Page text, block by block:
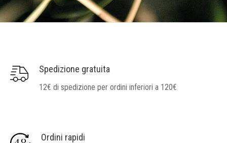
Spedizione gratuita
12€ di spedizione per ordini inferiori a 120€
Ordini rapidi